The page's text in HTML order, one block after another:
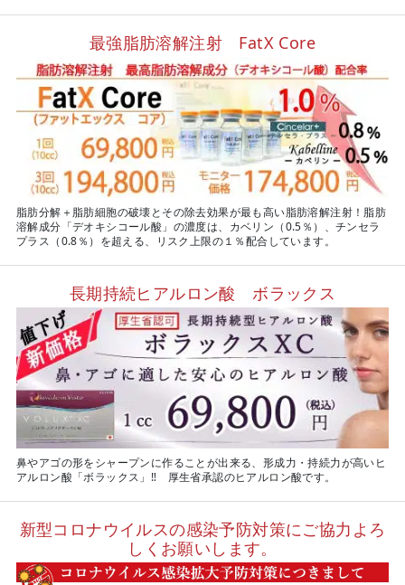
最強脂肪溶解注射 FatX Core
脂肪分解＋脂肪細胞の破壊とその除去効果が最も高い脂肪溶解注射！脂肪
溶解成分「デオキシコール酸」の濃度は、カベリン（0.5％）、チンセラ
プラス（0.8％）を超える、リスク上限の１％配合しています。
長期持続ヒアルロン酸 ボラックス
鼻やアゴの形をシャープンに作ることが出来る、形成力・持続力が高いヒ
アルロン酸「ボラックス」‼ 厚生省承認のヒアルロン酸です。
新型コロナウイルスの感染予防対策にご協力よろ
しくお願いします。